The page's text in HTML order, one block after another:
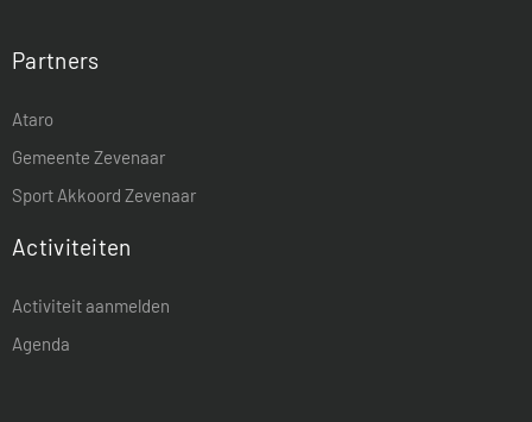
Partners
Ataro
Gemeente Zevenaar
Sport Akkoord Zevenaar
Activiteiten
Activiteit aanmelden
Agenda